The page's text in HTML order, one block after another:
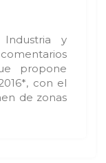
y
propone
con el
de zonas